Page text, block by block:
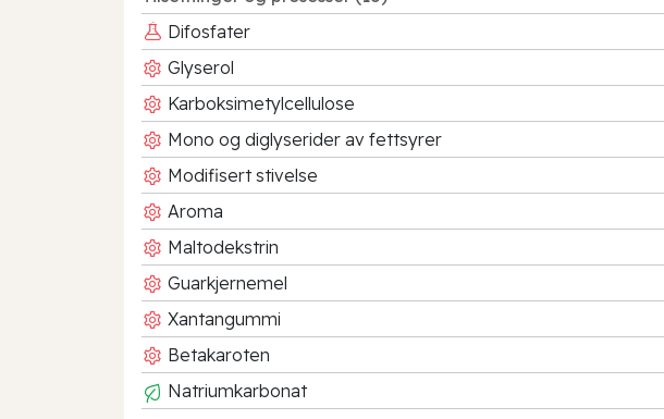
Difosfater
Glyserol
Karboksimetylcellulose
Mono og diglyserider av fettsyrer
Modifisert stivelse
Aroma
Maltodekstrin
Guarkjernemel
Xantangummi
Betakaroten
Natriumkarbonat